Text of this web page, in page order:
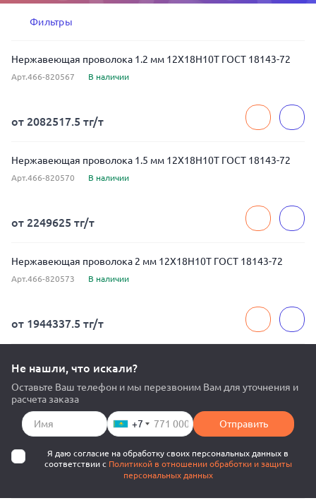
Фильтры
Нержавеющая проволока 1.2 мм 12Х18Н10Т ГОСТ 18143-72
Арт.466-820567 В наличии
от 2082517.5 тг/т
Нержавеющая проволока 1.5 мм 12Х18Н10Т ГОСТ 18143-72
Арт.466-820570 В наличии
от 2249625 тг/т
Нержавеющая проволока 2 мм 12Х18Н10Т ГОСТ 18143-72
Арт.466-820573 В наличии
от 1944337.5 тг/т
Не нашли, что искали?
Оставьте Ваш телефон и мы перезвоним Вам для уточнения и
расчета заказа
+7 Отправить
Я даю согласие на обработку своих персональных данных в
соответствии с Политикой в отношении обработки и защиты
персональных данных